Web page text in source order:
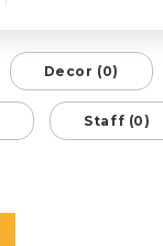
Decor (0)
Staff (0)